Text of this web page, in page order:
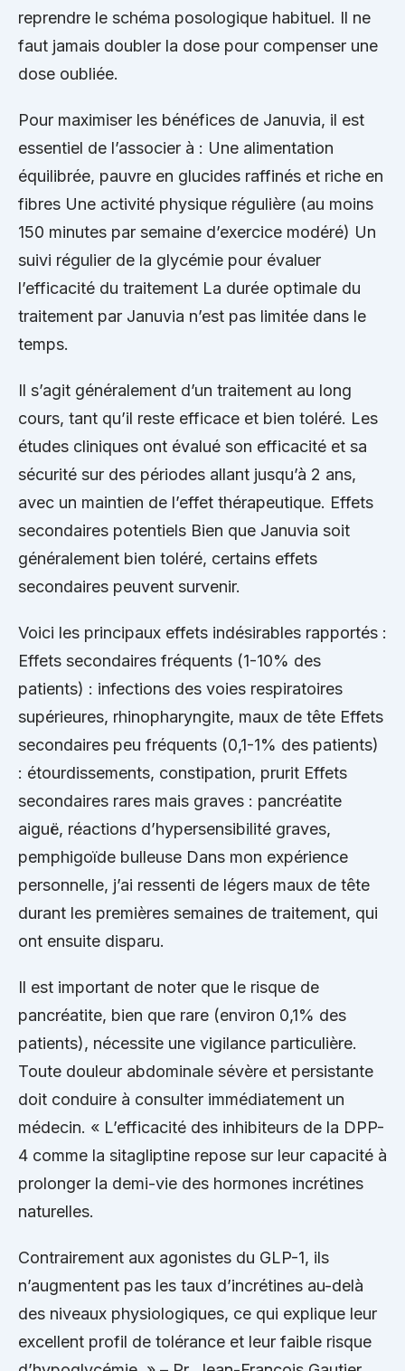
reprendre le schéma posologique habituel. Il ne
faut jamais doubler la dose pour compenser une
dose oubliée.
Pour maximiser les bénéfices de Januvia, il est
essentiel de l’associer à : Une alimentation
équilibrée, pauvre en glucides raffinés et riche en
fibres Une activité physique régulière (au moins
150 minutes par semaine d’exercice modéré) Un
suivi régulier de la glycémie pour évaluer
l’efficacité du traitement La durée optimale du
traitement par Januvia n’est pas limitée dans le
temps.
Il s’agit généralement d’un traitement au long
cours, tant qu’il reste efficace et bien toléré. Les
études cliniques ont évalué son efficacité et sa
sécurité sur des périodes allant jusqu’à 2 ans,
avec un maintien de l’effet thérapeutique. Effets
secondaires potentiels Bien que Januvia soit
généralement bien toléré, certains effets
secondaires peuvent survenir.
Voici les principaux effets indésirables rapportés :
Effets secondaires fréquents (1-10% des
patients) : infections des voies respiratoires
supérieures, rhinopharyngite, maux de tête Effets
secondaires peu fréquents (0,1-1% des patients)
: étourdissements, constipation, prurit Effets
secondaires rares mais graves : pancréatite
aiguë, réactions d’hypersensibilité graves,
pemphigoïde bulleuse Dans mon expérience
personnelle, j’ai ressenti de légers maux de tête
durant les premières semaines de traitement, qui
ont ensuite disparu.
Il est important de noter que le risque de
pancréatite, bien que rare (environ 0,1% des
patients), nécessite une vigilance particulière.
Toute douleur abdominale sévère et persistante
doit conduire à consulter immédiatement un
médecin. « L’efficacité des inhibiteurs de la DPP-
4 comme la sitagliptine repose sur leur capacité à
prolonger la demi-vie des hormones incrétines
naturelles.
Contrairement aux agonistes du GLP-1, ils
n’augmentent pas les taux d’incrétines au-delà
des niveaux physiologiques, ce qui explique leur
excellent profil de tolérance et leur faible risque